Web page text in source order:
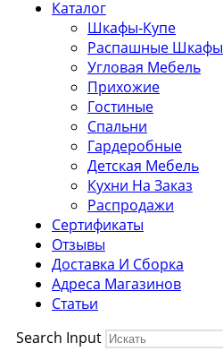
Каталог
Шкафы-Купе
Распашные Шкафы
Угловая Мебель
Прихожие
Гостиные
Спальни
Гардеробные
Детская Мебель
Кухни На Заказ
Распродажи
Сертификаты
Отзывы
Доставка И Сборка
Адреса Магазинов
Статьи
Search Input